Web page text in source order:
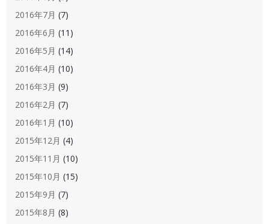
2016年7月 (7)
2016年6月 (11)
2016年5月 (14)
2016年4月 (10)
2016年3月 (9)
2016年2月 (7)
2016年1月 (10)
2015年12月 (4)
2015年11月 (10)
2015年10月 (15)
2015年9月 (7)
2015年8月 (8)